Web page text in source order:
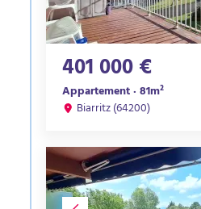
401 000 €
Appartement · 81m²
Biarritz (64200)